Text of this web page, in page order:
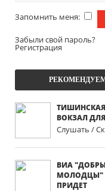
Запомнить меня:
Забыли свой пароль?
Регистрация
ТИШИНСКАЯ
ВОКЗАЛ
Слушать /
ВИА
МОЛОДЦЫ"
ПРИДЕТ